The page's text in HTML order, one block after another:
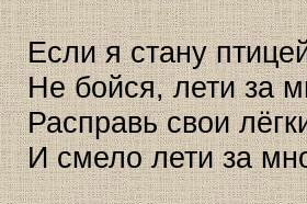
Если я стану
Не бойся, лети за
Расправь свои
И смело лети за